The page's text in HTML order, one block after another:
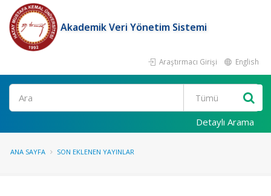
Akademik Veri Yönetim Sistemi
Araştırmacı Girişi English
Ara
Detaylı Arama
ANA SAYFA SON EKLENEN YAYINLAR